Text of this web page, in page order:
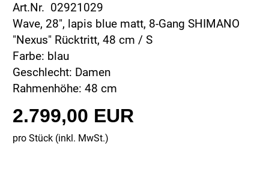
Art.Nr. 02921029
Wave, 28", lapis blue matt, 8-Gang SHIMANO
"Nexus" Rücktritt, 48 cm / S
Farbe: blau
Geschlecht: Damen
Rahmenhöhe: 48 cm
2.799,00 EUR
pro Stück (inkl. MwSt.)